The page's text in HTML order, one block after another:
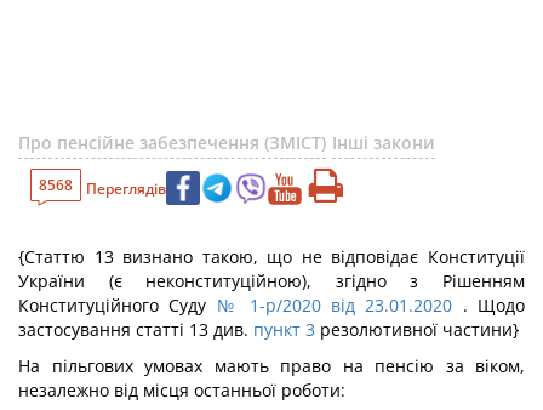
Про пенсійне забезпечення (ЗМІСТ) Інші закони
8568 Переглядів
{Статтю 13 визнано такою, що не відповідає Конституції
України (є неконституційною), згідно з Рішенням
Конституційного Суду № 1-р/2020 від 23.01.2020 . Щодо
застосування статті 13 див. пункт 3 резолютивної частини}
На пільгових умовах мають право на пенсію за віком,
незалежно від місця останньої роботи: